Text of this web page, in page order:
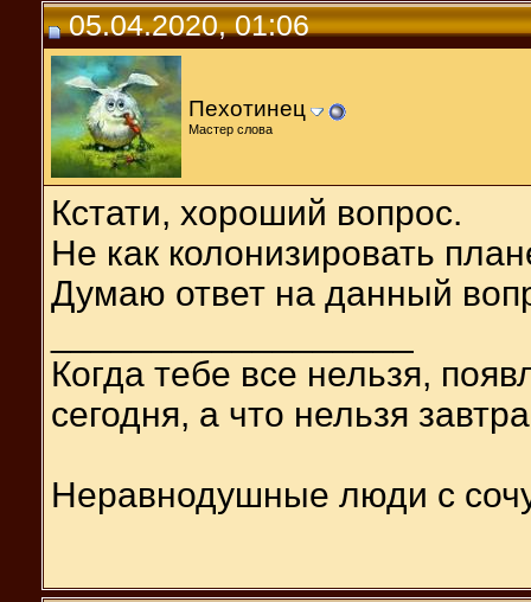
05.04.2020, 01:06
Пехотинец
Мастер слова
Кстати, хороший вопрос.
Не как колонизировать
Думаю ответ на данный
Когда тебе все нельзя,
сегодня, а что нельзя
Неравнодушные люди с